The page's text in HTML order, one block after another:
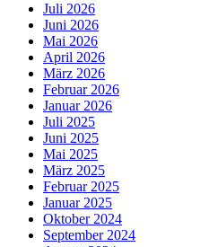
Juli 2026
Juni 2026
Mai 2026
April 2026
März 2026
Februar 2026
Januar 2026
Juli 2025
Juni 2025
Mai 2025
März 2025
Februar 2025
Januar 2025
Oktober 2024
September 2024